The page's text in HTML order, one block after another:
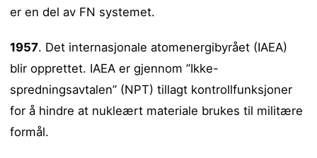
er en del av FN systemet.
1957. Det internasjonale atomenergibyrået (IAEA)
blir opprettet. IAEA er gjennom ”Ikke-
spredningsavtalen” (NPT) tillagt kontrollfunksjoner
for å hindre at nukleært materiale brukes til militære
formål.